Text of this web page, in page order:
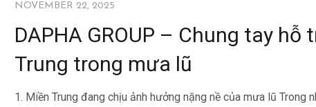
NOVEMBER 22, 2025
DAPHA GROUP – Chung tay hỗ
Trung trong mưa lũ
1. Miền Trung đang chịu ảnh hưởng nặng nề của mưa lũ Trong